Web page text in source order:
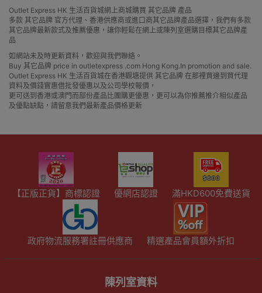
Outlet Express HK 生活百貨城網上商城購買 其它品牌 產品
多款 其它品牌 官方代理、香港供應商或進口商其它品牌產品選擇，我們有多款
其它品牌最新款式及推薦優惠，讓你輕鬆在網上或陳列室選購目標其它品牌產
品
如網站未及時更新資料，歡迎與我們聯絡。
Buy 其它品牌 price in outletexpress .com Hong Kong.In promotion and sale.
Outlet Express HK 生活百貨城在香港觀塘提供 其它品牌 在那裡買邊到買代理
資料及價錢實惠借批發優惠以及公司學校報價，
更可送到香港或澳門而部份產品比團購更優惠，更可以為你推薦推介相似產品
及優點缺點，請留意我們最新產品價格更新
【正版正貨】商標認證 優網店認證 滿HKD600免費送貨
政府物流服務署註冊供應商 精選產品會員額外折扣
陳列室資料